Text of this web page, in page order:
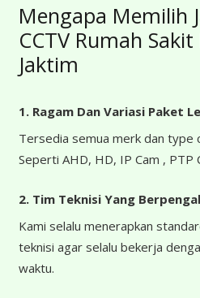
Mengapa Memilih
CCTV Rumah
Jaktim
1. Ragam Dan Variasi Paket
Tersedia semua merk dan type
Seperti AHD, HD, IP Cam , PTP
2. Tim Teknisi Yang
Kami selalu menerapkan
teknisi agar selalu bekerja
waktu.